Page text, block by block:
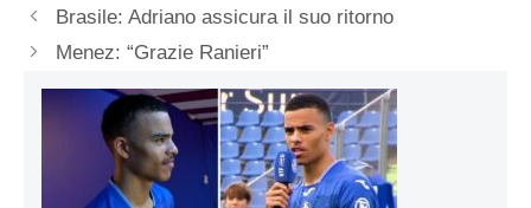
Brasile: Adriano assicura il suo ritorno
Menez: “Grazie Ranieri”